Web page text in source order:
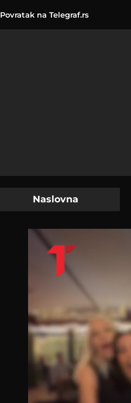
Povratak na Telegraf.rs
Naslovna